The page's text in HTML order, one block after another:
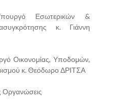
Εσωτερικών &
κ. Γιάννη
Οικονομίας, Υποδομών,
κ. Θεόδωρο ΔΡΙΤΣΑ
Οργανώσεις